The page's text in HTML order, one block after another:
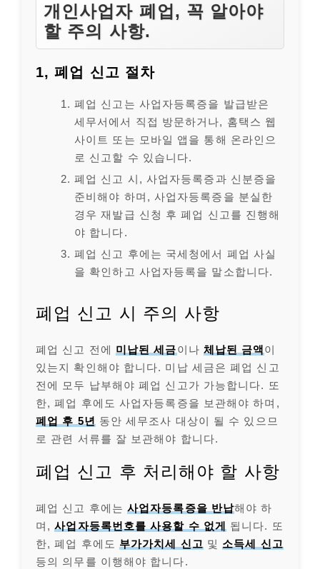
개인사업자 폐업, 꼭 알아야
할 주의 사항.
1, 폐업 신고 절차
폐업 신고는 사업자등록증을 발급받은
세무서에서 직접 방문하거나, 홈택스 웹
사이트 또는 모바일 앱을 통해 온라인으
로 신고할 수 있습니다.
폐업 신고 시, 사업자등록증과 신분증을
준비해야 하며, 사업자등록증을 분실한
경우 재발급 신청 후 폐업 신고를 진행해
야 합니다.
폐업 신고 후에는 국세청에서 폐업 사실
을 확인하고 사업자등록을 말소합니다.
폐업 신고 시 주의 사항
폐업 신고 전에 미납된 세금이나 체납된 금액 이
있는지 확인해야 합니다. 미납 세금은 폐업 신고
전에 모두 납부해야 폐업 신고가 가능합니다. 또
한, 폐업 후에도 사업자등록증을 보관해야 하며,
폐업 후 5년 동안 세무조사 대상이 될 수 있으므
로 관련 서류를 잘 보관해야 합니다.
폐업 신고 후 처리해야 할 사항
폐업 신고 후에는 사업자등록증을 반납해야 하
며,사업자등록번호를 사용할 수 없게 됩니다. 또
한, 폐업 후에도 부가가치세 신고 및 소득세 신고
등의 의무를 이행해야 합니다.